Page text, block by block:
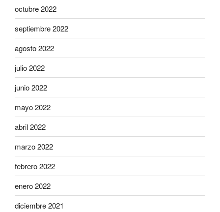
octubre 2022
septiembre 2022
agosto 2022
julio 2022
junio 2022
mayo 2022
abril 2022
marzo 2022
febrero 2022
enero 2022
diciembre 2021